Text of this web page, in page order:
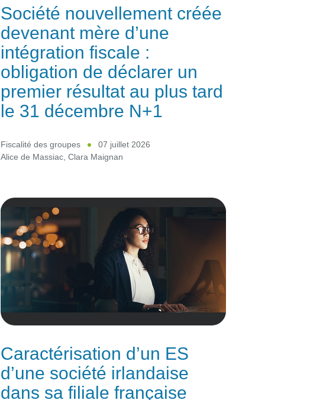
Société nouvellement créée
devenant mère d’une
intégration fiscale :
obligation de déclarer un
premier résultat au plus tard
le 31 décembre N+1
Fiscalité des groupes
07 juillet 2026
Alice de Massiac,Clara Maignan
Caractérisation d’un ES
d’une société irlandaise
dans sa filiale française